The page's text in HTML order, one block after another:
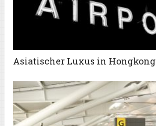
Asiatischer Luxus in Hongkong